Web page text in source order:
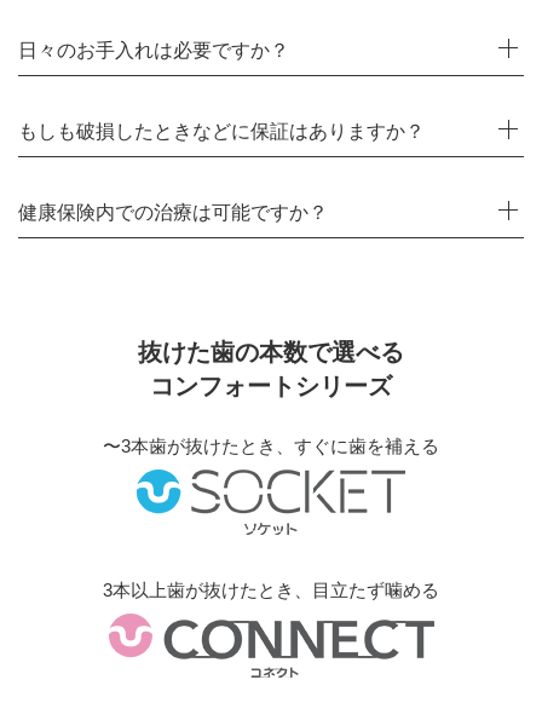
日々のお手入れは必要ですか？
もしも破損したときなどに保証はありますか？
健康保険内での治療は可能ですか？
抜けた歯の本数で選べる
コンフォートシリーズ
〜3本歯が抜けたとき、すぐに歯を補える
3本以上歯が抜けたとき、目立たず噛める